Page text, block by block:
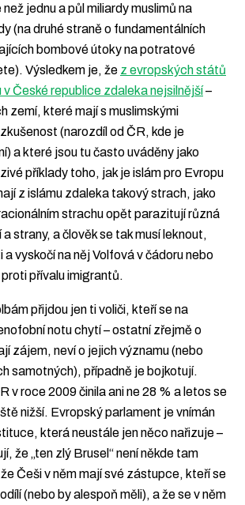
jednu a půl miliardy muslimů na
(na druhé straně o fundamentálních
bombové útoky na potratové
Výsledkem je, že z evropských států
v České republice zdaleka nejsilnější–
zemí, které mají s muslimskými
(narozdíl od ČR, kde je
a které jsou tu často uváděny jako
příklady toho, jak je islám pro Evropu
z islámu zdaleka takový strach, jako
strachu opět parazitují různá
strany, a člověk se tak musí leknout,
a vyskočí na něj Volfová v čádoru nebo
přívalu imigrantů.
přijdou jen ti voliči, kteří se na
notu chytí – ostatní zřejmě o
zájem, neví o jejich významu (nebo
samotných), případně je bojkotují.
v roce 2009 činila ani ne 28 % a letos se
nižší. Evropský parlament je vnímán
která neustále jen něco nařizuje –
že „ten zlý Brusel“ není někde tam
Češi v něm mají své zástupce, kteří se
(nebo by alespoň měli), a že se v něm